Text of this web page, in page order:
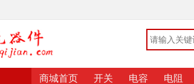
商城首页 开关 电容 电阻